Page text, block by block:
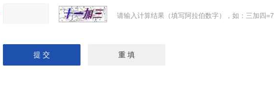
请输入计算结果（填写阿拉伯数字），如：三加四=7